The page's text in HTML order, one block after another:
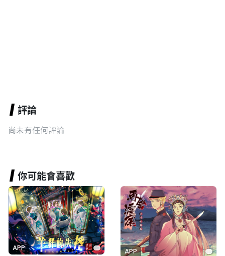
評論
尚未有任何評論
你可能會喜歡
APP
APP